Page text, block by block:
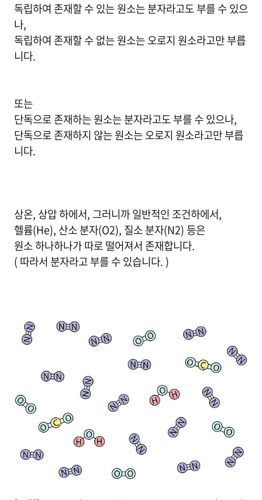
독립하여 존재할 수 있는 원소는 분자라고도 부를 수 있으
나,
독립하여 존재할 수 없는 원소는 오로지 원소라고만 부릅
니다.
또는
단독으로 존재하는 원소는 분자라고도 부를 수 있으나,
단독으로 존재하지 않는 원소는 오로지 원소라고만 부릅
니다.
상온, 상압 하에서, 그러니까 일반적인 조건하에서,
헬륨(He), 산소 분자(O2), 질소 분자(N2) 등은
원소 하나하나가 따로 떨어져서 존재합니다.
( 따라서 분자라고 부를 수 있습니다. )